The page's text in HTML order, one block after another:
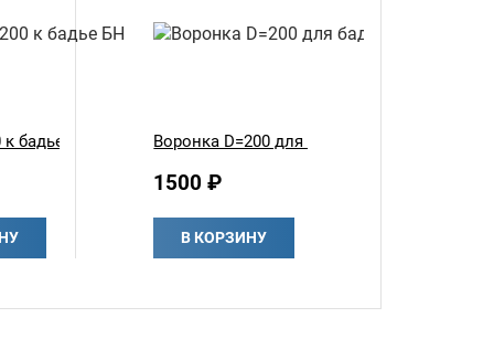
бадье БН Воронка D=200 для бадьи
1500 ₽
В КОРЗИНУ